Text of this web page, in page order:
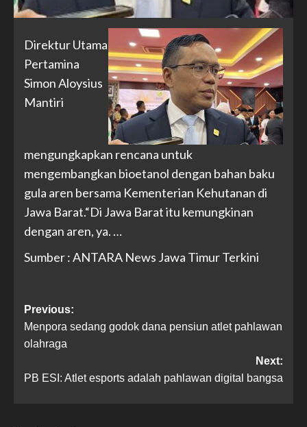
Direktur Utama
Pertamina
Simon Aloysius
Mantiri
mengungkapkan rencana untuk
mengembangkan bioetanol dengan bahan baku
gula aren bersama Kementerian Kehutanan di
Jawa Barat.“Di Jawa Barat itu kemungkinan
dengan aren, ya. …
Sumber : ANTARA News Jawa Timur Terkini
Previous:
Menpora sedang godok dana pensiun atlet pahlawan
olahraga
Next:
PB ESI: Atlet esports adalah pahlawan digital bangsa